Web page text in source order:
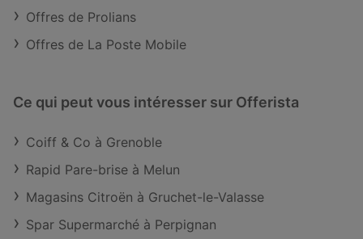
Offres de Prolians
Offres de La Poste Mobile
Ce qui peut vous intéresser sur Offerista
Coiff & Co à Grenoble
Rapid Pare-brise à Melun
Magasins Citroën à Gruchet-le-Valasse
Spar Supermarché à Perpignan